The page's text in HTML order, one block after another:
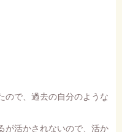
ので、過去の自分のような
が活かされないので、活か